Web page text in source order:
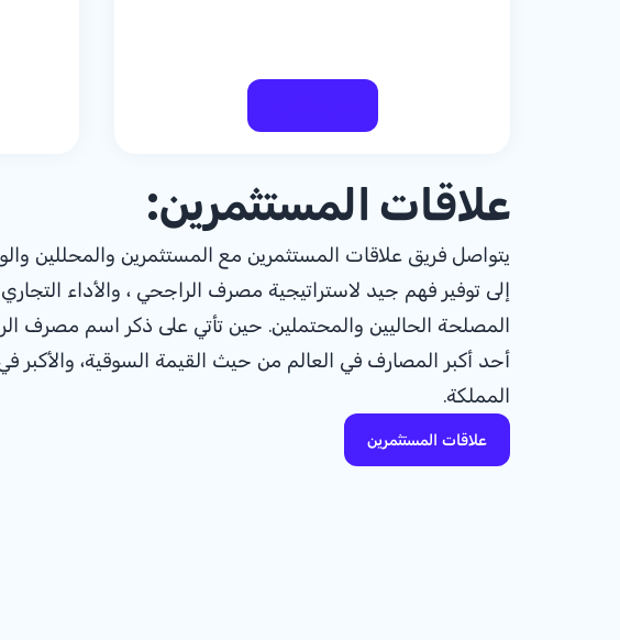
علاقات المستثمرين:
يتواصل فريق علاقات المستثمرين مع المستثمرين والمحللين
إلى توفير فهم جيد لاستراتيجية مصرف الراجحي ، والأداء
المصلحة الحاليين والمحتملين. حين تأتي على ذكر اسم مصرف
أحد أكبر المصارف في العالم من حيث القيمة السوقية، والأكبر
المملكة.
علاقات المستثمرين